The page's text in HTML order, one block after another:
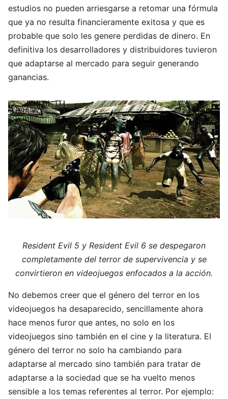
estudios no pueden arriesgarse a retomar una fórmula
que ya no resulta financieramente exitosa y que es
probable que solo les genere perdidas de dinero. En
definitiva los desarrolladores y distribuidores tuvieron
que adaptarse al mercado para seguir generando
ganancias.
Resident Evil 5 y Resident Evil 6 se despegaron
completamente del terror de supervivencia y se
convirtieron en videojuegos enfocados a la acción.
No debemos creer que el género del terror en los
videojuegos ha desaparecido, sencillamente ahora
hace menos furor que antes, no solo en los
videojuegos sino también en el cine y la literatura. El
género del terror no solo ha cambiando para
adaptarse al mercado sino también para tratar de
adaptarse a la sociedad que se ha vuelto menos
sensible a los temas referentes al terror. Por ejemplo: